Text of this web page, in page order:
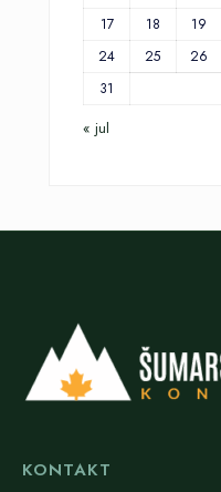
17
18 19
24
25 26
31
« jul
KONTAKT